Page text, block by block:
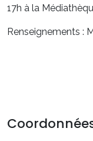
17h à la
Renseignements :